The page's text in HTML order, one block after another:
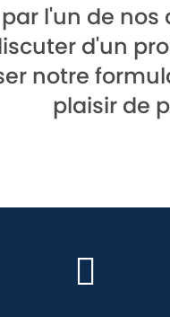
l'un de
d'un
notre
plaisir de